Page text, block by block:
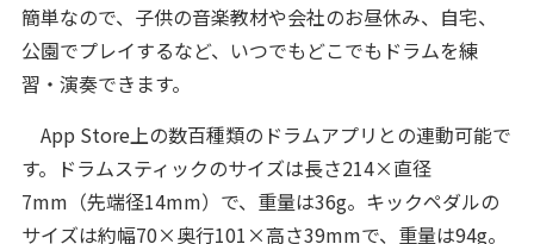
簡単なので、子供の音楽教材や会社のお昼休み、自宅、
公園でプレイするなど、いつでもどこでもドラムを練
習・演奏できます。
App Store上の数百種類のドラムアプリとの連動可能で
す。ドラムスティックのサイズは長さ214×直径
7mm（先端径14mm）で、重量は36g。キックペダルの
サイズは約幅70×奥行101×高さ39mmで、重量は94g。